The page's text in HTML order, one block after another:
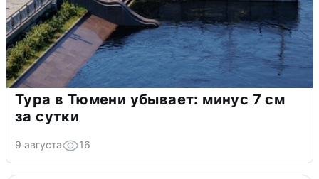
Тура в Тюмени убывает: минус 7 см
за сутки
9 августа 16